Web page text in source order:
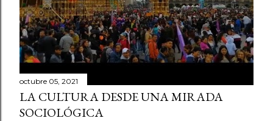
octubre 05, 2021
LA CULTURA DESDE UNA MIRADA
SOCIOLÓGICA